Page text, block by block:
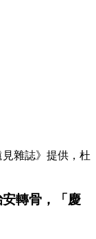
雜誌》提供，杜
轉骨，「慶